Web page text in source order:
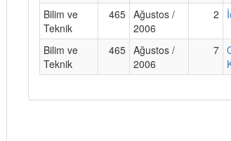
Bilim ve
Teknik
465 Ağustos /
2006
2
Bilim ve
Teknik
465 Ağustos /
2006
7